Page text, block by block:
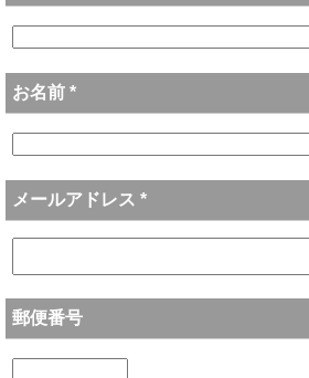
お名前 *
メールアドレス *
郵便番号